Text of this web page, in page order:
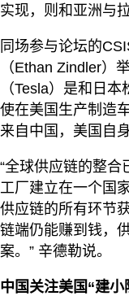
实现，则和亚洲与
同场参与论坛的
（Ethan Zindler）
（Tesla）是和日
使在美国生产制造
来自中国，美国自
“全球供应链的整合
工厂建立在一个国
供应链的所有环节
链端仍能赚到钱，
案。” 辛德勒说。
中国关注美国“建小